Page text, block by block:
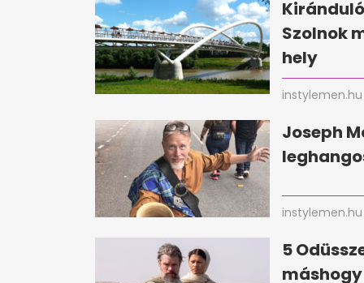
Szolnok
hely
instylemen.hu
Joseph
instylemen.hu
5